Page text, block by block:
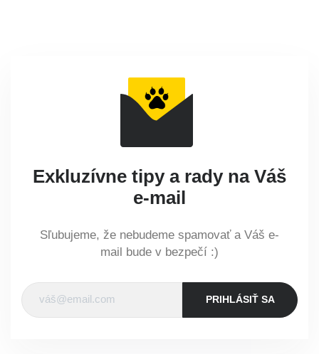
Exkluzívne tipy a rady na Váš
e-mail
Sľubujeme, že nebudeme spamovať a Váš e-
mail bude v bezpečí :)
PRIHLÁSIŤ SA